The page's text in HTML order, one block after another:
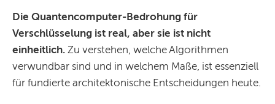
Die Quantencomputer-Bedrohung für
Verschlüsselung ist real, aber sie ist nicht
einheitlich. Zu verstehen, welche Algorithmen
verwundbar sind und in welchem Maße, ist essenziell
für fundierte architektonische Entscheidungen heute.